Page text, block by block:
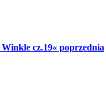
cz.19« poprzednia